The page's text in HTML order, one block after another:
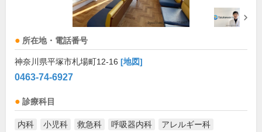
所在地・電話番号
神奈川県平塚市札場町12-16 [地図]
0463-74-6927
診療科目
内科 小児科 救急科 呼吸器内科 アレルギー科